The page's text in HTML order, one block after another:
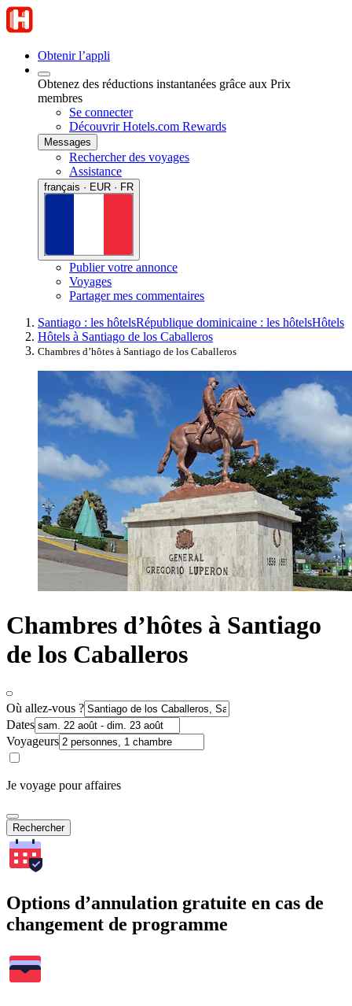
Obtenir l’appli
Obtenez des réductions instantanées grâce aux Prix
membres
Se connecter
Découvrir Hotels.com Rewards
Messages
Rechercher des voyages
Assistance
français · EUR · FR
Publier votre annonce
Voyages
Partager mes commentaires
Santiago : les hôtelsRépublique dominicaine : les hôtelsHôtels
Hôtels à Santiago de los Caballeros
Chambres d’hôtes à Santiago de los Caballeros
Chambres d’hôtes à Santiago
de los Caballeros
Où allez-vous ?
Dates
Voyageurs
Je voyage pour affaires
Rechercher
Options d’annulation gratuite en cas de
changement de programme